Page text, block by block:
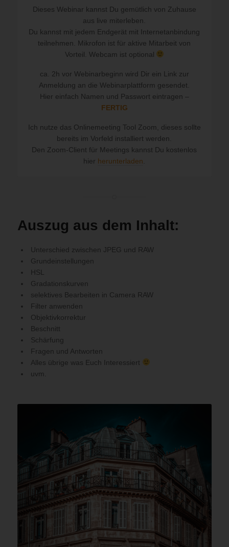
Dieses Webinar kannst Du gemütlich von Zuhause
aus live miterleben.
Du kannst mit jedem Endgerät mit Internetanbindung
teilnehmen. Mikrofon ist für aktive Mitarbeit von
Vorteil. Webcam ist optional
ca. 2h vor Webinarbeginn wird Dir ein Link zur
Anmeldung an die Webinarplattform gesendet.
Hier einfach Namen und Passwort eintragen –
FERTIG
Ich nutze das Onlinemeeting Tool Zoom, dieses sollte
bereits im Vorfeld installiert werden.
Den Zoom-Client für Meetings kannst Du kostenlos
hier herunterladen
Auszug aus dem Inhalt:
Unterschied zwischen JPEG und RAW
Grundeinstellungen
HSL
Gradationskurven
selektives Bearbeiten in Camera RAW
Filter anwenden
Objektivkorrektur
Beschnitt
Schärfung
Fragen und Antworten
Alles übrige was Euch Interessiert
uvm.